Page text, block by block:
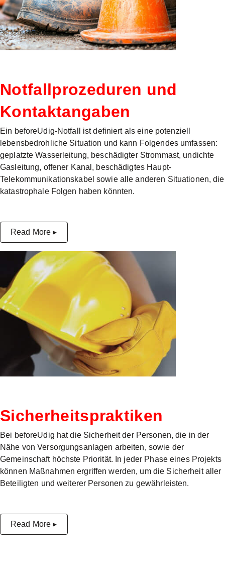
Notfallprozeduren und
Kontaktangaben
Ein beforeUdig-Notfall ist definiert als eine potenziell
lebensbedrohliche Situation und kann Folgendes umfassen:
geplatzte Wasserleitung, beschädigter Strommast, undichte
Gasleitung, offener Kanal, beschädigtes Haupt-
Telekommunikationskabel sowie alle anderen Situationen, die
katastrophale Folgen haben könnten.
Read More ▸
Sicherheitspraktiken
Bei beforeUdig hat die Sicherheit der Personen, die in der
Nähe von Versorgungsanlagen arbeiten, sowie der
Gemeinschaft höchste Priorität. In jeder Phase eines Projekts
können Maßnahmen ergriffen werden, um die Sicherheit aller
Beteiligten und weiterer Personen zu gewährleisten.
Read More ▸